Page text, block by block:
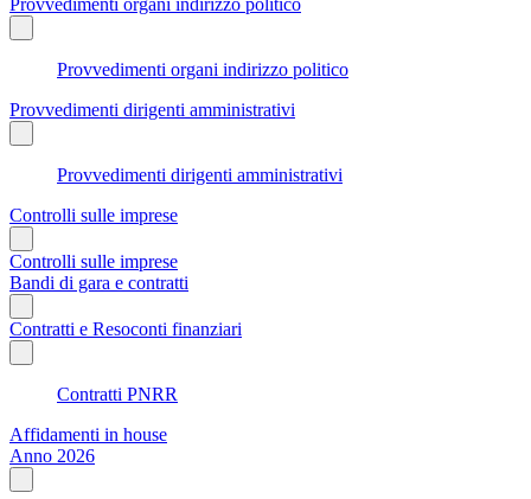
Provvedimenti organi indirizzo politico
Provvedimenti dirigenti amministrativi
Provvedimenti dirigenti amministrativi
Controlli sulle imprese
Controlli sulle imprese
Bandi di gara e contratti
Contratti e Resoconti finanziari
Contratti PNRR
Affidamenti in house
Anno 2026